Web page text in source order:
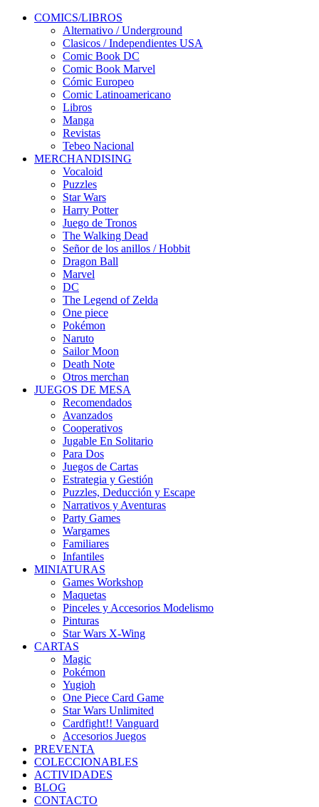
COMICS/LIBROS
Alternativo / Underground
Clasicos / Independientes USA
Comic Book DC
Comic Book Marvel
Cómic Europeo
Comic Latinoamericano
Libros
Manga
Revistas
Tebeo Nacional
MERCHANDISING
Vocaloid
Puzzles
Star Wars
Harry Potter
Juego de Tronos
The Walking Dead
Señor de los anillos / Hobbit
Dragon Ball
Marvel
DC
The Legend of Zelda
One piece
Pokémon
Naruto
Sailor Moon
Death Note
Otros merchan
JUEGOS DE MESA
Recomendados
Avanzados
Cooperativos
Jugable En Solitario
Para Dos
Juegos de Cartas
Estrategia y Gestión
Puzzles, Deducción y Escape
Narrativos y Aventuras
Party Games
Wargames
Familiares
Infantiles
MINIATURAS
Games Workshop
Maquetas
Pinceles y Accesorios Modelismo
Pinturas
Star Wars X-Wing
CARTAS
Magic
Pokémon
Yugioh
One Piece Card Game
Star Wars Unlimited
Cardfight!! Vanguard
Accesorios Juegos
PREVENTA
COLECCIONABLES
ACTIVIDADES
BLOG
CONTACTO